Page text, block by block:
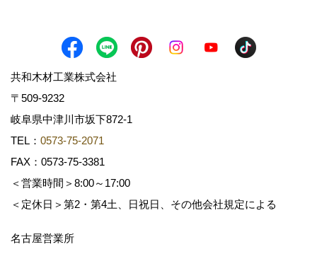
共和木材工業株式会社
〒509-9232
岐阜県中津川市坂下872‐1
TEL： 0573-75-2071
FAX：0573-75-3381
＜営業時間＞8:00～17:00
＜定休日＞第2・第4土、日祝日、その他会社規定による
名古屋営業所